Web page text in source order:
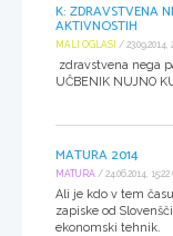
K: ZDRAVSTVENA
AKTIVNOSTIH
MALI OGLASI / 23.09.2014,
zdravstvena nega
UČBENIK NUJNO
MATURA 2014
MATURA / 24.06.2014, 15:22
Ali je kdo v tem
zapiske od
ekonomski tehnik.